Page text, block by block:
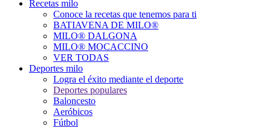
Recetas milo
Conoce la recetas que tenemos para ti
BATIAVENA DE MILO®
MILO® DALGONA
MILO® MOCACCINO
VER TODAS
Deportes milo
Logra el éxito mediante el deporte
Deportes populares
Baloncesto
Aeróbicos
Fútbol